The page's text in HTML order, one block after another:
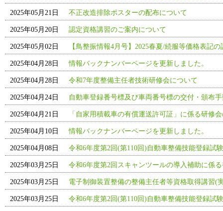
2025年05月21日 不正改造排除ポスターの配布について
2025年05月20日 認定資格講習のご案内について
2025年05月02日 【鳥整振情報4月号】2025春夏/続服等価格表記
2025年04月28日 情報バックナンバーページを更新しました。
2025年04月28日 令和7年度整備主任者技術研修会について
2025年04月24日 自動車登録番号標及び車両番号標の交付・頒布
2025年04月21日 「自家用積載車の有償運送許可証」に係る研修
2025年04月10日 情報バックナンバーページを更新しました。
2025年04月08日 令和6年度第2回(第110回)自動車整備技能登録試
2025年03月25日 令和6年度第2回スキャンツールの導入補助に係
2025年03月25日 電子制御装置整備の整備主任者等資格取得講習(
2025年03月25日 令和6年度第2回(第110回)自動車整備技能登録試